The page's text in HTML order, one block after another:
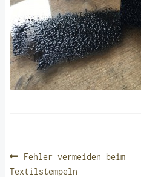
BEITRAGSNAVIGATION
Vorheriger
Beitrag:
Fehler vermeiden beim
Textilstempeln